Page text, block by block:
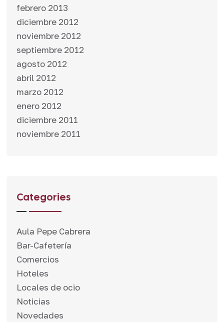
febrero 2013
diciembre 2012
noviembre 2012
septiembre 2012
agosto 2012
abril 2012
marzo 2012
enero 2012
diciembre 2011
noviembre 2011
Categories
Aula Pepe Cabrera
Bar-Cafetería
Comercios
Hoteles
Locales de ocio
Noticias
Novedades